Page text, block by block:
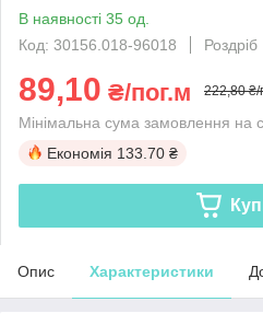
В наявності 35 од.
Код: 30156.018-96018
Роздріб
89,10 ₴/пог.м 222,80 ₴/
Мінімальна сума замовлення на
Економія 133.70 ₴
Опис Характеристики